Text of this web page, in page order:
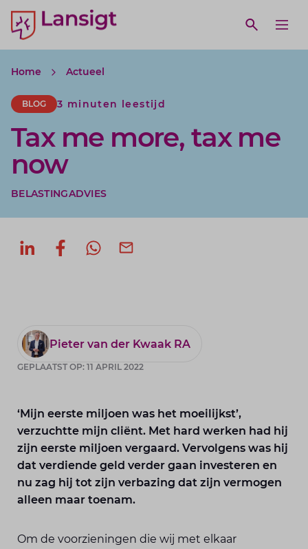
Lansigt Accountants logo
Open
search website
Home Actueel
BLOG 3 minuten leestijd
Tax me more, tax me
now
BELASTINGADVIES
Deel op LinkedIn
Deel op Facebook
Pieter van der Kwaak RA
GEPLAATST OP: 11 APRIL 2022
‘Mijn eerste miljoen was het moeilijkst’,
verzuchtte mijn cliënt. Met hard werken had hij
zijn eerste miljoen vergaard. Vervolgens was hij
dat verdiende geld verder gaan investeren en
nu zag hij tot zijn verbazing dat zijn vermogen
alleen maar toenam.
Om de voorzieningen die wij met elkaar